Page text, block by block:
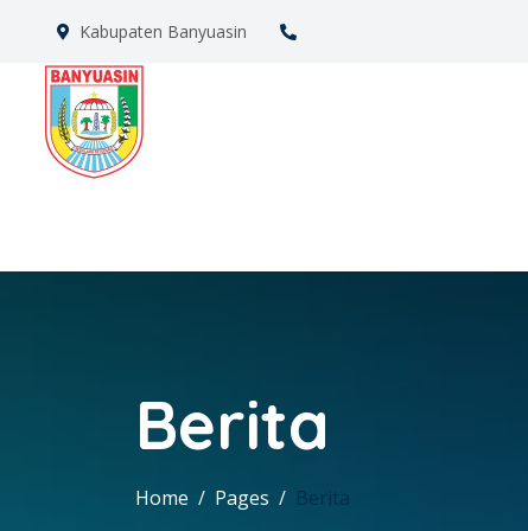
Kabupaten Banyuasin
Berita
Home Pages Berita